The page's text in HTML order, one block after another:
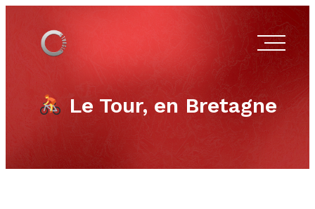
Le Tour, en Bretagne